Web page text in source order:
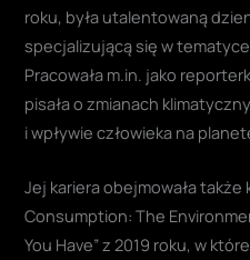
roku, była utalentowaną
specjalizującą się w
Pracowała m.in. jako
pisała o zmianach
i wpływie człowieka na
Jej kariera obejmowała
Consumption: The
You Have” z 2019 roku, w